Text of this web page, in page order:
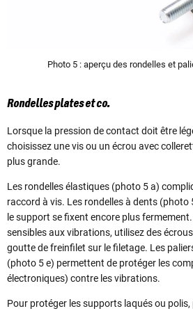
Photo 5 : aperçu des rondelles et
Rondelles plates et co.
Lorsque la pression de contact doit être
choisissez une vis ou un écrou avec
plus grande.
Les rondelles élastiques (photo 5 a)
raccord à vis. Les rondelles à dents
le support se fixent encore plus
sensibles aux vibrations, utilisez des
goutte de freinfilet sur le filetage. Les
(photo 5 e) permettent de protéger les
électroniques) contre les vibrations.
Pour protéger les supports laqués ou polis,